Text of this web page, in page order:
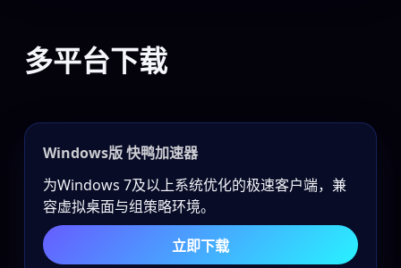
多平台下载
Windows版 快鸭加速器
为Windows 7及以上系统优化的极速客户端，兼
容虚拟桌面与组策略环境。
立即下载